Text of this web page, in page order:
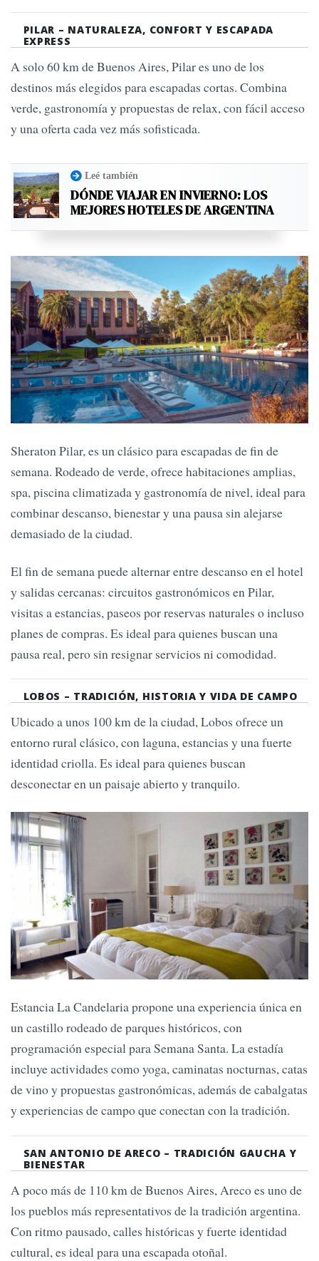
PILAR – NATURALEZA, CONFORT Y ESCAPADA
EXPRESS
A solo 60 km de Buenos Aires, Pilar es uno de los
destinos más elegidos para escapadas cortas. Combina
verde, gastronomía y propuestas de relax, con fácil acceso
y una oferta cada vez más sofisticada.
Leé también
DÓNDE VIAJAR EN INVIERNO: LOS
MEJORES HOTELES DE ARGENTINA
Sheraton Pilar, es un clásico para escapadas de fin de
semana. Rodeado de verde, ofrece habitaciones amplias,
spa, piscina climatizada y gastronomía de nivel, ideal para
combinar descanso, bienestar y una pausa sin alejarse
demasiado de la ciudad.
El fin de semana puede alternar entre descanso en el hotel
y salidas cercanas: circuitos gastronómicos en Pilar,
visitas a estancias, paseos por reservas naturales o incluso
planes de compras. Es ideal para quienes buscan una
pausa real, pero sin resignar servicios ni comodidad.
LOBOS – TRADICIÓN, HISTORIA Y VIDA DE CAMPO
Ubicado a unos 100 km de la ciudad, Lobos ofrece un
entorno rural clásico, con laguna, estancias y una fuerte
identidad criolla. Es ideal para quienes buscan
desconectar en un paisaje abierto y tranquilo.
Estancia La Candelaria propone una experiencia única en
un castillo rodeado de parques históricos, con
programación especial para Semana Santa. La estadía
incluye actividades como yoga, caminatas nocturnas, catas
de vino y propuestas gastronómicas, además de cabalgatas
y experiencias de campo que conectan con la tradición.
SAN ANTONIO DE ARECO – TRADICIÓN GAUCHA Y
BIENESTAR
A poco más de 110 km de Buenos Aires, Areco es uno de
los pueblos más representativos de la tradición argentina.
Con ritmo pausado, calles históricas y fuerte identidad
cultural, es ideal para una escapada otoñal.